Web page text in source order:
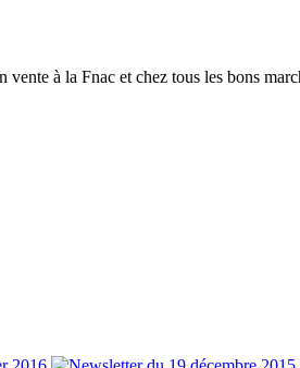
à la Fnac et chez tous les bons